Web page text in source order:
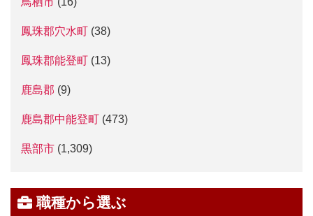
鳳珠郡穴水町 (38)
鳳珠郡能登町 (13)
鹿島郡 (9)
鹿島郡中能登町 (473)
黒部市 (1,309)
職種から選ぶ